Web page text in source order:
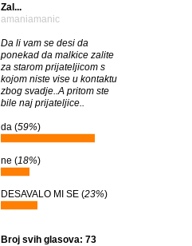
Zal...
amaniamanic
Da li vam se desi da
ponekad da malkice zalite
za starom prijateljicom s
kojom niste vise u kontaktu
zbog svadje..A pritom ste
bile naj prijateljice..
da (59%)
ne (18%)
DESAVALO MI SE (23%)
Broj svih glasova: 73